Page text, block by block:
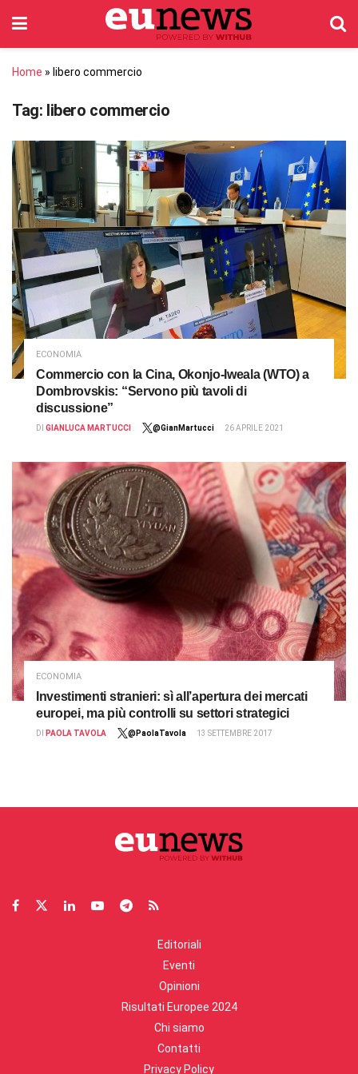
Home » libero commercio
Tag: libero commercio
ECONOMIA
Commercio con la Cina, Okonjo-Iweala (WTO) a
Dombrovskis: “Servono più tavoli di
discussione”
DI GIANLUCA MARTUCCI @GianMartucci 26 APRILE 2021
ECONOMIA
Investimenti stranieri: sì all’apertura dei mercati
europei, ma più controlli su settori strategici
DI PAOLA TAVOLA @PaolaTavola 13 SETTEMBRE 2017
Editoriali
Eventi
Opinioni
Risultati Europee 2024
Chi siamo
Contatti
Privacy Policy